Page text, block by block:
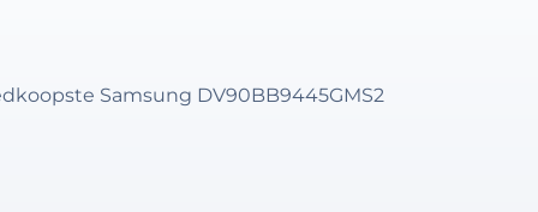
Samsung DV90BB9445GMS2